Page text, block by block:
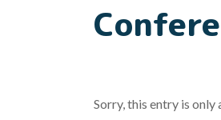
Sorry, this entry is only